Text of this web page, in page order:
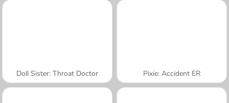
Doll Sister: Throat Doctor Pixie: Accident ER